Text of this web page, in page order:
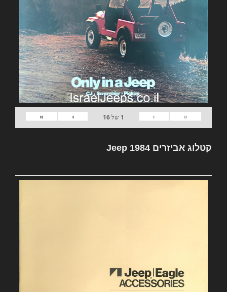
«
‹
1 של16
›
»
קטלוג אביזרים Jeep 1984